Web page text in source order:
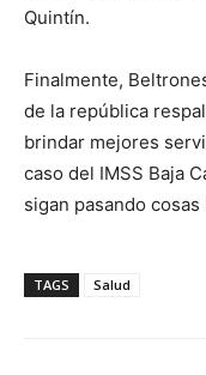
Quintín.
Finalmente,
de la república
brindar mejores
caso del IMSS Baja
sigan pasando
TAGS Salud